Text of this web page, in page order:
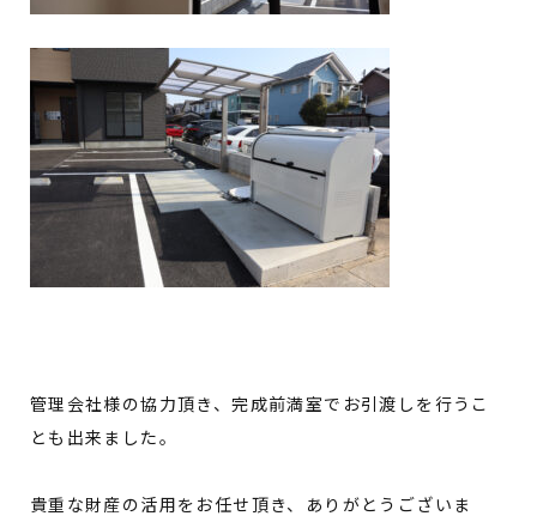
管理会社様の協力頂き、完成前満室でお引渡しを行うこ
とも出来ました。
貴重な財産の活用をお任せ頂き、ありがとうございま